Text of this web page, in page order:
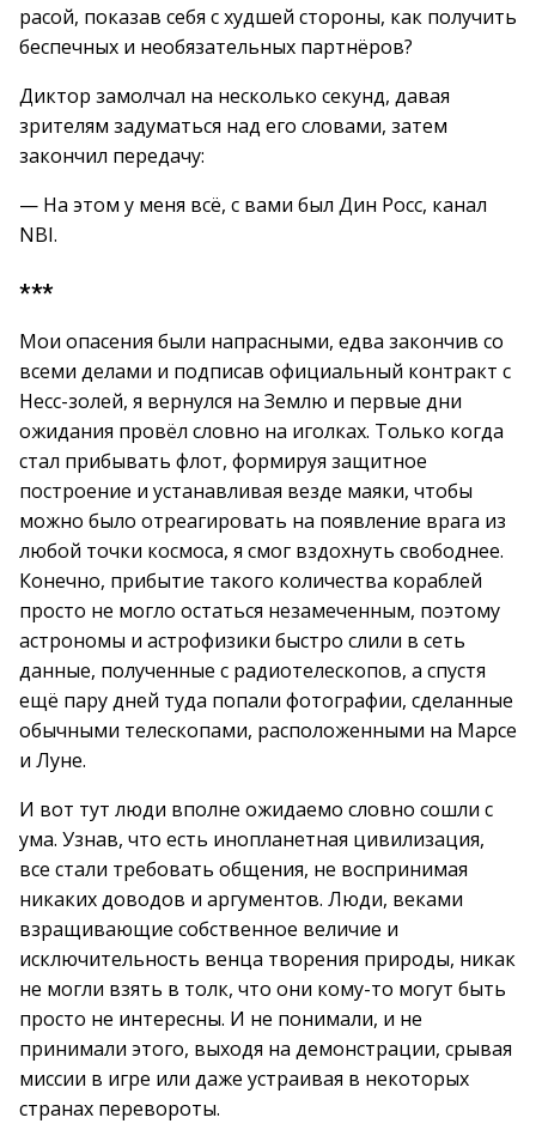
расой, показав себя с худшей стороны, как получить
беспечных и необязательных партнёров?
Диктор замолчал на несколько секунд, давая
зрителям задуматься над его словами, затем
закончил передачу:
— На этом у меня всё, с вами был Дин Росс, канал
NBI.
***
Мои опасения были напрасными, едва закончив со
всеми делами и подписав официальный контракт с
Несс-золей, я вернулся на Землю и первые дни
ожидания провёл словно на иголках. Только когда
стал прибывать флот, формируя защитное
построение и устанавливая везде маяки, чтобы
можно было отреагировать на появление врага из
любой точки космоса, я смог вздохнуть свободнее.
Конечно, прибытие такого количества кораблей
просто не могло остаться незамеченным, поэтому
астрономы и астрофизики быстро слили в сеть
данные, полученные с радиотелескопов, а спустя
ещё пару дней туда попали фотографии, сделанные
обычными телескопами, расположенными на Марсе
и Луне.
И вот тут люди вполне ожидаемо словно сошли с
ума. Узнав, что есть инопланетная цивилизация,
все стали требовать общения, не воспринимая
никаких доводов и аргументов. Люди, веками
взращивающие собственное величие и
исключительность венца творения природы, никак
не могли взять в толк, что они кому-то могут быть
просто не интересны. И не понимали, и не
принимали этого, выходя на демонстрации, срывая
миссии в игре или даже устраивая в некоторых
странах перевороты.